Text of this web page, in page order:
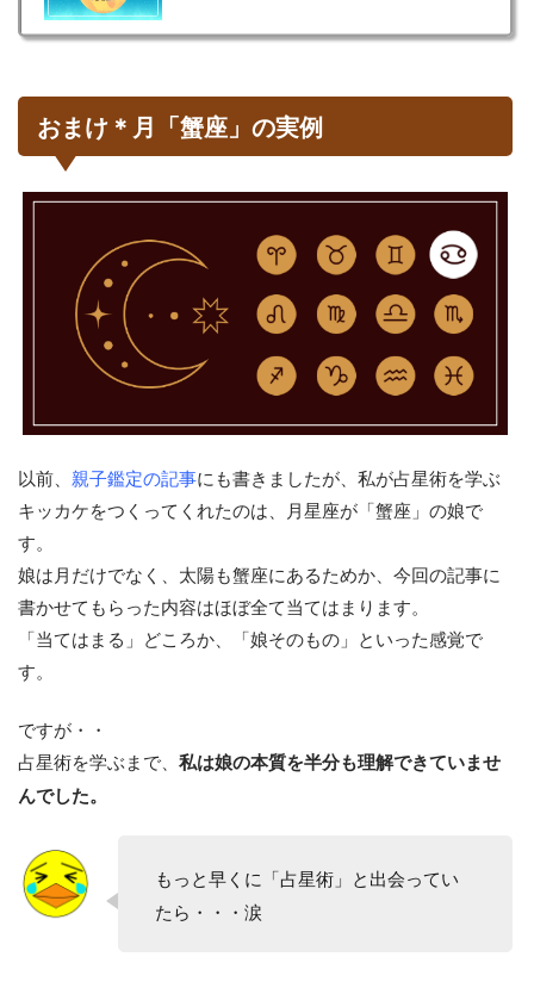
おまけ＊月「蟹座」の実例
以前、 親子鑑定の記事にも書きましたが、私が占星術を学ぶ
キッカケをつくってくれたのは、月星座が「蟹座」の娘で
す。
娘は月だけでなく、太陽も蟹座にあるためか、今回の記事に
書かせてもらった内容はほぼ全て当てはまります。
「当てはまる」どころか、「娘そのもの」といった感覚で
す。
ですが・・
占星術を学ぶまで、 私は娘の本質を半分も理解できていませ
んでした。
もっと早くに「占星術」と出会ってい
たら・・・涙